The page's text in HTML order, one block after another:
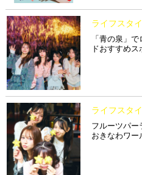
ライフスタ
「青の泉」
ドおすすめ
ライフスタ
フルーツパ
おきなわワー